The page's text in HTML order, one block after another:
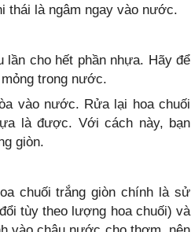
thái là ngâm ngay vào nước.
lần cho hết phần nhựa. Hãy để
trong nước.
vào nước. Rửa lại hoa chuối
là được. Với cách này, bạn
giòn.
chuối trắng giòn chính là sử
tùy theo lượng hoa chuối) và